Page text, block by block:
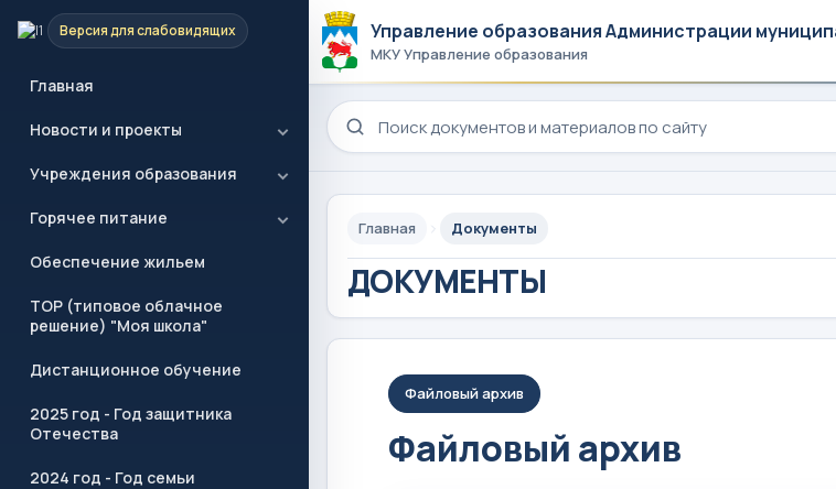
Версия для слабовидящих
Главная
Новости и проекты
Учреждения образования
Горячее питание
Обеспечение жильем
ТОР (типовое облачное
решение) "Моя школа"
Дистанционное обучение
2025 год - Год защитника
Отечества
2024 год - Год семьи
Управление образования Администрации
МКУ Управление образования
Поиск по сайту
Главная Документы
ДОКУМЕНТЫ
Файловый архив
Файловый архив